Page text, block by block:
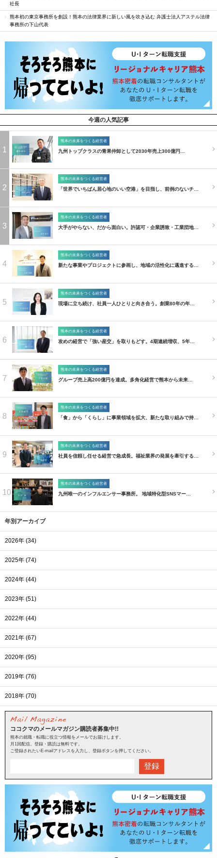
社長
熊本初の東京事務所を創設！熊本の法律業界に新しい風を吹き込む 弁護士法人アステル法律
事務所の下山代表
今週の人気記事
1
熊本の未来をつくる経営者
九州トップクラスの青果仲卸として2030年売上300億円…
2
熊本の未来をつくる経営者
「世界でいちばん居心地のいい空港」を目指し、前例のないチ…
3
熊本の未来をつくる経営者
大手がやらない、だから面白い。許認可・企業誘致・工業団地…
4
熊本の未来をつくる経営者
新たな事業やプロジェクトに参画し、地域の活性化に邁進する…
5
熊本の未来をつくる経営者
現場に立ち続け、社員一人ひとりと向き合う。創業80年の年…
6
熊本の未来をつくる経営者
攻めの経営で「強い産交」を取りもどす。4期連続増収、5年…
7
熊本の未来をつくる経営者
グループ売上高200億円を達成。多角化経営で熊本から未来…
8
熊本の未来をつくる経営者
「食」から「くらし」に事業領域を拡大、新たな取り組みで持…
9
熊本の未来をつくる経営者
社員を信頼し任せる経営で急成長。福祉業界の発展を牽引する…
10
熊本の未来をつくる経営者
九州唯一のインフルエンサー事務所。 地域特化型SNSマー…
年別アーカイブ
2026年 (34)
2025年 (74)
2024年 (44)
2023年 (51)
2022年 (44)
2021年 (67)
2020年 (95)
2019年 (76)
2018年 (70)
ココクマのメールマガジン購読者募集中!!
熊本の就職・転職に役立つ情報をメールでお届けします。
月1回配信。登録・購読は無料です。
ご登録されたいE-mailアドレスを入力し、登録ボタンを押してください。
登録